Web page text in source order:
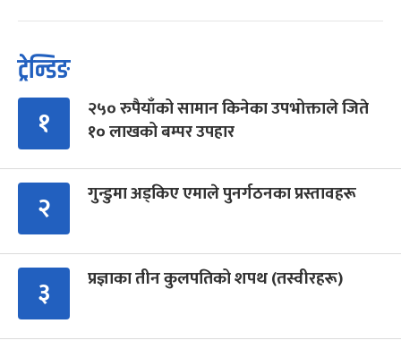
ट्रेन्डिङ
१
२५० रुपैयाँको सामान किनेका उपभोक्ताले जिते
१० लाखको बम्पर उपहार
२ गुन्डुमा अड्किए एमाले पुनर्गठनका प्रस्तावहरू
३ प्रज्ञाका तीन कुलपतिको शपथ (तस्वीरहरू)